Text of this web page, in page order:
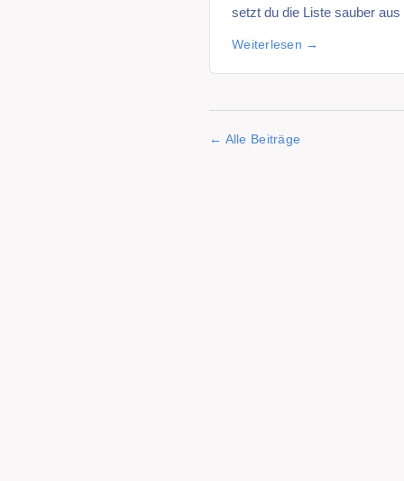
setzt du die Liste sauber
Weiterlesen
Alle Beiträge